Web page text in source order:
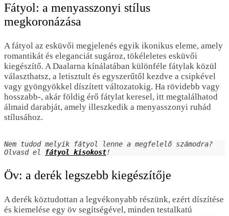
Fátyol: a menyasszonyi stílus
megkoronázása
A fátyol az esküvői megjelenés egyik ikonikus eleme, amely
romantikát és eleganciát sugároz, tökéleletes esküvői
kiegészítő. A Daalarna kínálatában különféle fátylak közül
választhatsz, a letisztult és egyszerűtől kezdve a csipkével
vagy gyöngyökkel díszített változatokig. Ha rövidebb vagy
hosszabb-, akár földig érő fátylat keresel, itt megtalálhatod
álmaid darabját, amely illeszkedik a menyasszonyi ruhád
stílusához.
Nem tudod melyik fátyol lenne a megfelelő számodra?
Olvasd el fátyol kisokost!
Öv: a derék legszebb kiegészítője
A derék köztudottan a legvékonyabb részünk, ezért díszítése
és kiemelése egy öv segítségével, minden testalkatú